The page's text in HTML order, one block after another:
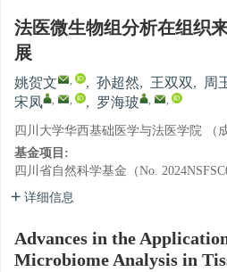
法医微生物组分析在组织
展
姚贺文 , , 孙超然, 王双双, 周
宋凤
, , , 罗海玻 , ,
四川大学华西基础医学与法医学院 （成
基金项目:
四川省自然科学基金（No.
详细信息
Advances in the
Microbiome Analysis in